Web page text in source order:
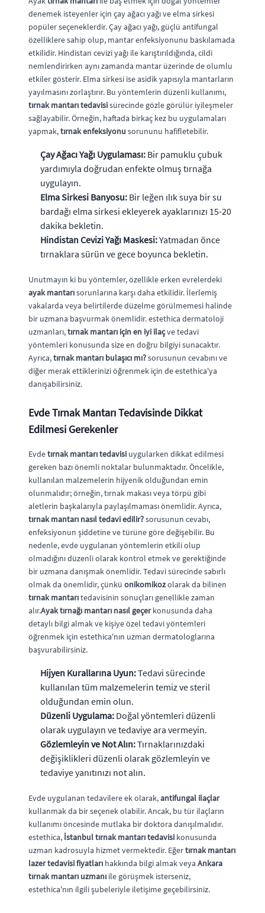
denemek isteyenler için çay ağacı yağı ve elma sirkesi
popüler seçeneklerdir. Çay ağacı yağı, güçlü antifungal
özelliklere sahip olup, mantar enfeksiyonunu baskılamada
etkilidir. Hindistan cevizi yağı ile karıştırıldığında, cildi
nemlendirirken aynı zamanda mantar üzerinde de olumlu
etkiler gösterir. Elma sirkesi ise asidik yapısıyla mantarların
yayılmasını zorlaştırır. Bu yöntemlerin düzenli kullanımı,
tırnak mantarı tedavisisürecinde gözle görülür iyileşmeler
sağlayabilir. Örneğin, haftada birkaç kez bu uygulamaları
yapmak,tırnak enfeksiyonu sorununu hafifletebilir.
Çay Ağacı Yağı Uygulaması: Bir pamuklu çubuk
yardımıyla doğrudan enfekte olmuş tırnağa
uygulayın.
Elma Sirkesi Banyosu: Bir leğen ılık suya bir su
bardağı elma sirkesi ekleyerek ayaklarınızı 15-20
dakika bekletin.
Hindistan Cevizi Yağı Maskesi:Yatmadan önce
tırnaklara sürün ve gece boyunca bekletin.
Unutmayın ki bu yöntemler, özellikle erken evrelerdeki
ayak mantarısorunlarına karşı daha etkilidir. İlerlemiş
vakalarda veya belirtilerde düzelme görülmemesi halinde
bir uzmana başvurmak önemlidir. estethica dermatoloji
uzmanları,tırnak mantarı için en iyi ilaçve tedavi
yöntemleri konusunda size en doğru bilgiyi sunacaktır.
Ayrıca,tırnak mantarı bulaşıcı mı?sorusunun cevabını ve
diğer merak ettiklerinizi öğrenmek için de estethica'ya
danışabilirsiniz.
Evde Tırnak Mantarı Tedavisinde Dikkat
Edilmesi Gerekenler
Evdetırnak mantarı tedavisi uygularken dikkat edilmesi
gereken bazı önemli noktalar bulunmaktadır. Öncelikle,
kullanılan malzemelerin hijyenik olduğundan emin
olunmalıdır; örneğin, tırnak makası veya törpü gibi
aletlerin başkalarıyla paylaşılmaması önemlidir. Ayrıca,
tırnak mantarı nasıl tedavi edilir?sorusunun cevabı,
enfeksiyonun şiddetine ve türüne göre değişebilir. Bu
nedenle, evde uygulanan yöntemlerin etkili olup
olmadığını düzenli olarak kontrol etmek ve gerektiğinde
bir uzmana danışmak önemlidir. Tedavi sürecinde sabırlı
olmak da önemlidir, çünkü onikomikozolarak da bilinen
tırnak mantarıtedavisinin sonuçları genellikle zaman
alır.Ayak tırnağı mantarı nasıl geçerkonusunda daha
detaylı bilgi almak ve kişiye özel tedavi yöntemleri
öğrenmek için estethica'nın uzman dermatologlarına
başvurabilirsiniz.
Hijyen Kurallarına Uyun:Tedavi sürecinde
kullanılan tüm malzemelerin temiz ve steril
olduğundan emin olun.
Düzenli Uygulama: Doğal yöntemleri düzenli
olarak uygulayın ve tedaviye ara vermeyin.
Gözlemleyin ve Not Alın:Tırnaklarınızdaki
değişiklikleri düzenli olarak gözlemleyin ve
tedaviye yanıtınızı not alın.
Evde uygulanan tedavilere ek olarak,antifungal ilaçlar
kullanmak da bir seçenek olabilir. Ancak, bu tür ilaçların
kullanımı öncesinde mutlaka bir doktora danışılmalıdır.
estethica, İstanbul tırnak mantarı tedavisi konusunda
uzman kadrosuyla hizmet vermektedir. Eğertırnak mantarı
lazer tedavisi fiyatları hakkında bilgi almak veya Ankara
tırnak mantarı uzmanı ile görüşmek isterseniz,
estethica'nın ilgili şubeleriyle iletişime geçebilirsiniz.